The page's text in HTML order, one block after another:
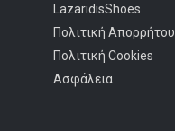
LazaridisShoes
Πολιτική Απορρήτου
Πολιτική Cookies
Ασφάλεια